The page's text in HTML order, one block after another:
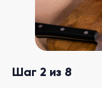
Шаг 2 из 8